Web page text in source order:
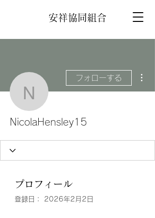
安祥協同組合
NicolaHensley15
フォローする
NicolaHensley15
プロフィール
登録日： 2026年2月2日